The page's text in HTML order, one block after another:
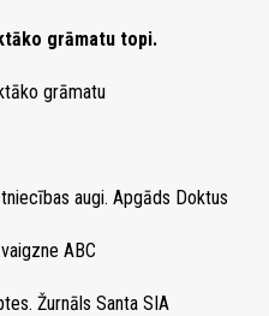
grāmatu topi.
grāmatu
augi. Apgāds Doktus
ABC
Žurnāls Santa SIA